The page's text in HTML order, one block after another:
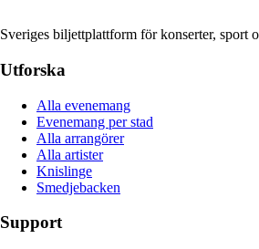
Sveriges biljettplattform för konserter, sport
Utforska
Alla evenemang
Evenemang per stad
Alla arrangörer
Alla artister
Knislinge
Smedjebacken
Support